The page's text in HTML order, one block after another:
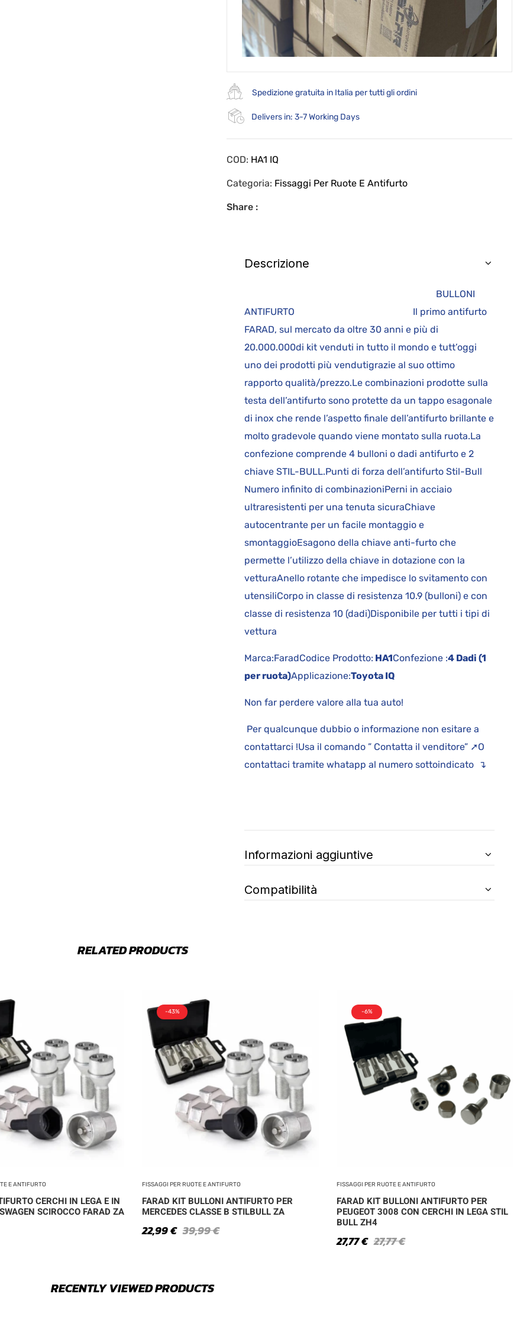
Spedizione gratuita in Italia per tutti gli ordini
Delivers in: 3-7 Working Days
COD: HA1 IQ
Categoria: Fissaggi Per Ruote E Antifurto
Share :
Descrizione
BULLONI
ANTIFURTO Il primo antifurto
FARAD, sul mercato da oltre 30 anni e più di
20.000.000di kit venduti in tutto il mondo e tutt’oggi
uno dei prodotti più vendutigrazie al suo ottimo
rapporto qualità/prezzo.Le combinazioni prodotte sulla
testa dell’antifurto sono protette da un tappo esagonale
di inox che rende l’aspetto finale dell’antifurto brillante e
molto gradevole quando viene montato sulla ruota.La
confezione comprende 4 bulloni o dadi antifurto e 2
chiave STIL-BULL.Punti di forza dell’antifurto Stil-Bull
Numero infinito di combinazioniPerni in acciaio
ultraresistenti per una tenuta sicuraChiave
autocentrante per un facile montaggio e
smontaggioEsagono della chiave anti-furto che
permette l’utilizzo della chiave in dotazione con la
vetturaAnello rotante che impedisce lo svitamento con
utensiliCorpo in classe di resistenza 10.9 (bulloni) e con
classe di resistenza 10 (dadi)Disponibile per tutti i tipi di
vettura
Marca:FaradCodice Prodotto: HA1Confezione :4 Dadi (1
per ruota)Applicazione:Toyota IQ
Non far perdere valore alla tua auto!
Per qualcunque dubbio o informazione non esitare a
contattarci !Usa il comando ” Contatta il venditore” ➚O
contattaci tramite whatapp al numero sottoindicato ↴
Informazioni aggiuntive
Compatibilità
RELATED PRODUCTS
E ANTIFURTO
CERCHI IN LEGA E IN
SCIROCCO FARAD ZA
-43%
FISSAGGI PER RUOTE E ANTIFURTO
FARAD KIT BULLONI ANTIFURTO PER
MERCEDES CLASSE B STILBULL ZA
39,99€
22,99€
-6%
FISSAGGI PER RUOTE E ANTIFURTO
FARAD KIT BULLONI ANTIFURTO PER
PEUGEOT 3008 CON CERCHI IN LEGA STIL
BULL ZH4
27,77€
27,77€
RECENTLY VIEWED PRODUCTS